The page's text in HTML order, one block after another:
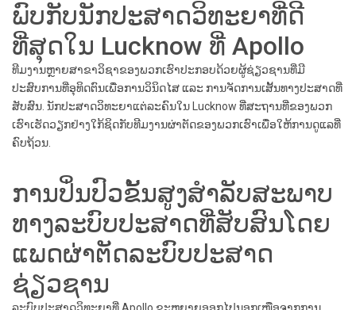
ພົບກັບນັກປະສາດວິທະຍາທີ່ດີ
ທີ່ສຸດໃນ Lucknow ທີ່ Apollo
ທີມງານຫຼາຍສາຂາວິຊາຂອງພວກເຮົາປະກອບດ້ວຍຜູ້ຊ່ຽວຊານທີ່ມີ
ປະສົບການທີ່ອຸທິດຕົນເພື່ອການວິນິດໄສ ແລະ ການຈັດການເສັ້ນທາງປະສາດທີ່
ສັບສົນ. ນັກປະສາດວິທະຍາແຕ່ລະຄົນໃນ Lucknow ທີ່ສະຖານທີ່ຂອງພວກ
ເຮົາເຮັດວຽກຢ່າງໃກ້ຊິດກັບທີມງານຜ່າຕັດຂອງພວກເຮົາເພື່ອໃຫ້ການດູແລທີ່
ຄົບຖ້ວນ.
ການປິ່ນປົວຂັ້ນສູງສຳລັບສະພາບ
ທາງລະບົບປະສາດທີ່ສັບສົນໂດຍ
ແພດຜ່າຕັດລະບົບປະສາດ
ຊ່ຽວຊານ